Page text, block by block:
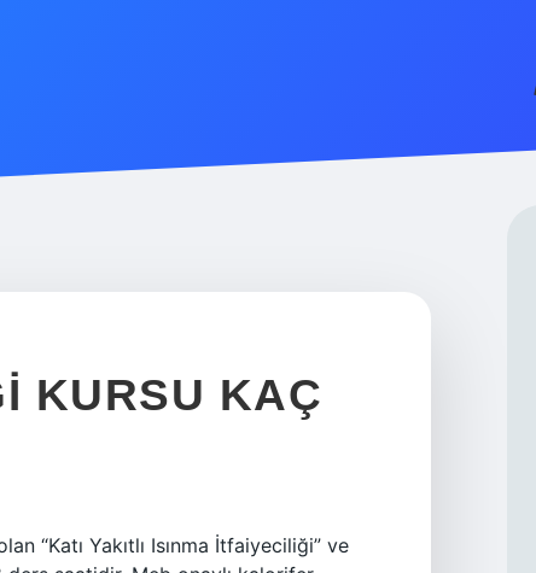
KURSU KAÇ
“Katı Yakıtlı Isınma İtfaiyeciliği” ve